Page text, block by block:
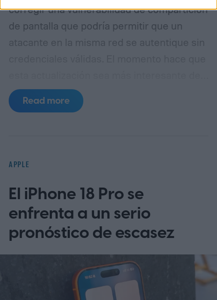
corregir una vulnerabilidad de compartición
de pantalla que podría permitir que un
atacante en la misma red se autentique sin
lo que su pequeño número de versión
sugiere. Las notas de seguridad de Apple
Read more
APPLE
El iPhone 18 Pro se
enfrenta a un serio
pronóstico de escasez